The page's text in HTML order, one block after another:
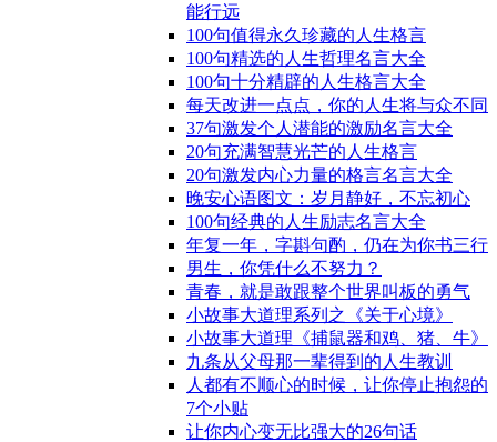
能行远
100句值得永久珍藏的人生格言
100句精选的人生哲理名言大全
100句十分精辟的人生格言大全
每天改进一点点，你的人生将与众不同
37句激发个人潜能的激励名言大全
20句充满智慧光芒的人生格言
20句激发内心力量的格言名言大全
晚安心语图文：岁月静好，不忘初心
100句经典的人生励志名言大全
年复一年，字斟句酌，仍在为你书三行
男生，你凭什么不努力？
青春，就是敢跟整个世界叫板的勇气
小故事大道理系列之《关于心境》
小故事大道理《捕鼠器和鸡、猪、牛》
九条从父母那一辈得到的人生教训
人都有不顺心的时候，让你停止抱怨的
7个小贴
让你内心变无比强大的26句话